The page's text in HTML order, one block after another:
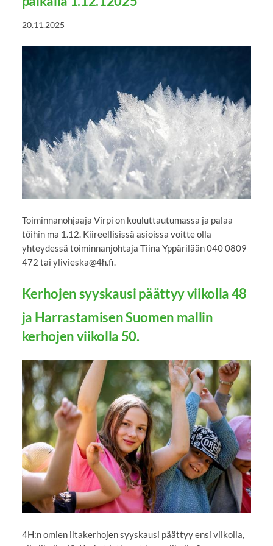
20.11.2025
Toiminnanohjaaja Virpi on kouluttautumassa ja palaa
töihin ma 1.12. Kiireellisissä asioissa voitte olla
yhteydessä toiminnanjohtaja Tiina Yppärilään 040 0809
472 tai ylivieska@4h.fi.
Kerhojen syyskausi päättyy viikolla 48
ja Harrastamisen Suomen mallin
kerhojen viikolla 50.
4H:n omien iltakerhojen syyskausi päättyy ensi viikolla,